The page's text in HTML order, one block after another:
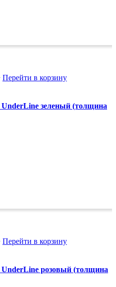
Перейти в корзину
зеленый (толщина
Перейти в корзину
розовый (толщина